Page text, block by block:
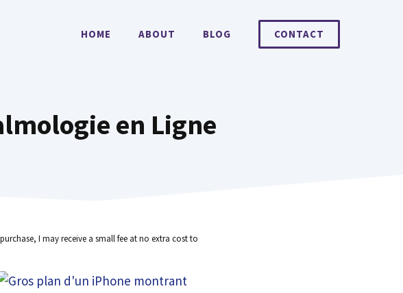
HOME ABOUT BLOG CONTACT
en Ligne
I may receive a small fee at no extra cost to